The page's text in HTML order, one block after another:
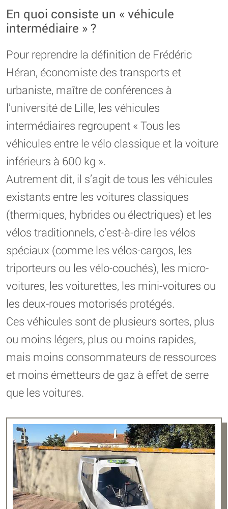
En quoi consiste un « véhicule
intermédiaire » ?
Pour reprendre la définition de Frédéric
Héran, économiste des transports et
urbaniste, maître de conférences à
l’université de Lille, les véhicules
intermédiaires regroupent « Tous les
véhicules entre le vélo classique et la voiture
inférieurs à 600 kg ».
Autrement dit, il s’agit de tous les véhicules
existants entre les voitures classiques
(thermiques, hybrides ou électriques) et les
vélos traditionnels, c’est-à-dire les vélos
spéciaux (comme les vélos-cargos, les
triporteurs ou les vélo-couchés), les micro-
voitures, les voiturettes, les mini-voitures ou
les deux-roues motorisés protégés.
Ces véhicules sont de plusieurs sortes, plus
ou moins légers, plus ou moins rapides,
mais moins consommateurs de ressources
et moins émetteurs de gaz à effet de serre
que les voitures.